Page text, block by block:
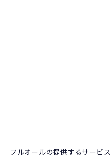
フルオールの提供するサービス